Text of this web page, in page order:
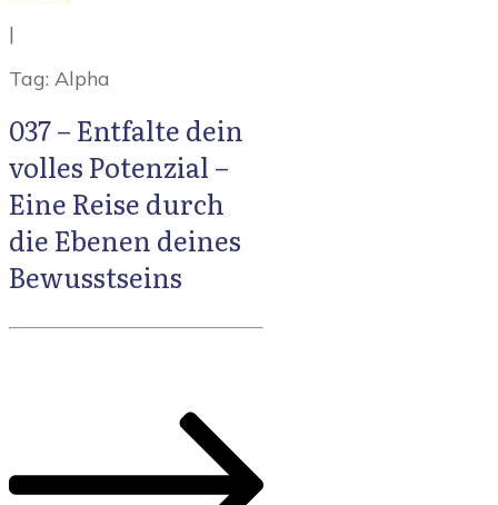
|
Tag: Alpha
037 – Entfalte dein
volles Potenzial –
Eine Reise durch
die Ebenen deines
Bewusstseins